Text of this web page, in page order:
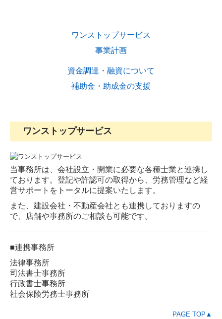
スタッフインタビューワンストップサービス
事業計画
資金調達・融資について
補助金・助成金の支援
ワンストップサービス
当事務所は、会社設立・開業に必要な各種士業と連携し
ております。登記や許認可の取得から、労務管理など経
営サポートをトータルに提案いたします。
また、建設会社・不動産会社とも連携しておりますの
で、店舗や事務所のご相談も可能です。
■連携事務所
法律事務所
司法書士事務所
行政書士事務所
社会保険労務士事務所
PAGE TOP▲